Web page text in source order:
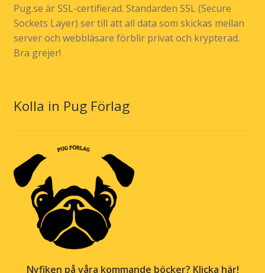
Pug.se är SSL-certifierad. Standarden SSL (Secure
Sockets Layer) ser till att all data som skickas mellan
server och webbläsare förblir privat och krypterad.
Bra grejer!
Kolla in Pug Förlag
Nyfiken på våra kommande böcker? Klicka här!